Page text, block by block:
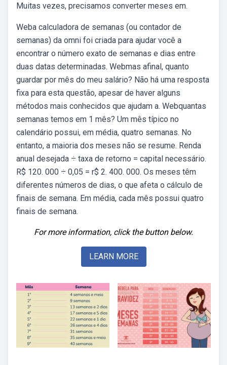
Muitas vezes, precisamos converter meses em.
Weba calculadora de semanas (ou contador de
semanas) da omni foi criada para ajudar você a
encontrar o número exato de semanas e dias entre
duas datas determinadas. Webmas afinal, quanto
guardar por mês do meu salário? Não há uma resposta
fixa para esta questão, apesar de haver alguns
métodos mais conhecidos que ajudam a. Webquantas
semanas temos em 1 mês? Um mês típico no
calendário possui, em média, quatro semanas. No
entanto, a maioria dos meses não se resume. Renda
anual desejada ÷ taxa de retorno = capital necessário.
R$ 120. 000 ÷ 0,05 = r$ 2. 400. 000. Os meses têm
diferentes números de dias, o que afeta o cálculo de
finais de semana. Em média, cada mês possui quatro
finais de semana.
For more information, click the button below.
LEARN MORE